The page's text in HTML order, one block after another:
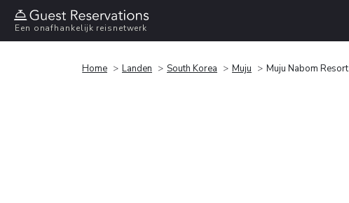
Een onafhankelijk reisnetwerk
Home Landen South Korea Muju Muju Nabom Resort